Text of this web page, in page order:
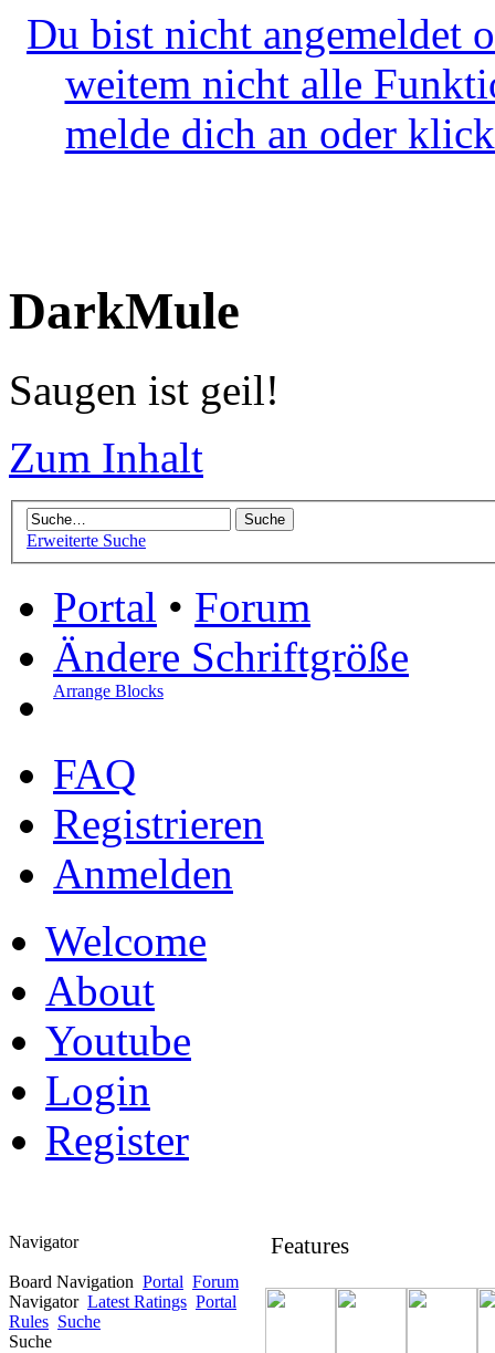
Du bist nicht angemeldet
weitem nicht alle
melde dich an oder
DarkMule
Saugen ist geil!
Zum Inhalt
Erweiterte Suche
Portal • Forum
Ändere Schriftgröße
Arrange Blocks
FAQ
Registrieren
Anmelden
Welcome
About
Youtube
Login
Register
Navigator
Board Navigation Portal Forum
Navigator Latest Ratings Portal
Rules Suche
Suche
Features